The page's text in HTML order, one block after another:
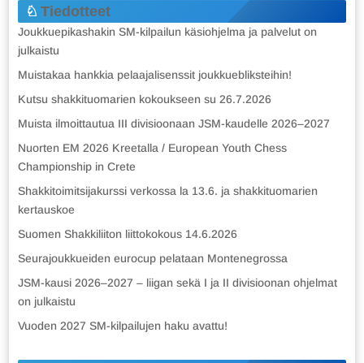
Tiedotteet
Joukkuepikashakin SM-kilpailun käsiohjelma ja palvelut on
julkaistu
Muistakaa hankkia pelaajalisenssit joukkuebliksteihin!
Kutsu shakkituomarien kokoukseen su 26.7.2026
Muista ilmoittautua III divisioonaan JSM-kaudelle 2026–2027
Nuorten EM 2026 Kreetalla / European Youth Chess
Championship in Crete
Shakkitoimitsijakurssi verkossa la 13.6. ja shakkituomarien
kertauskoe
Suomen Shakkiliiton liittokokous 14.6.2026
Seurajoukkueiden eurocup pelataan Montenegrossa
JSM-kausi 2026–2027 – liigan sekä I ja II divisioonan ohjelmat
on julkaistu
Vuoden 2027 SM-kilpailujen haku avattu!